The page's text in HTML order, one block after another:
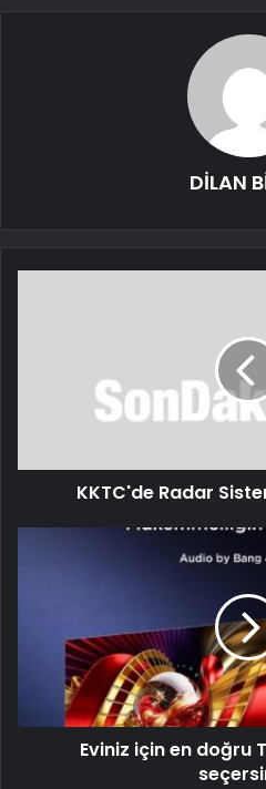
DİLAN
KKTC'de Radar
Eviniz için en doğru